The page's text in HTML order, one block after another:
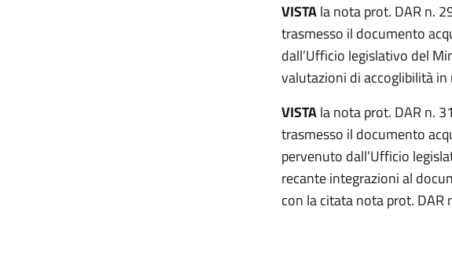
VISTAla nota prot. DAR n.
trasmesso il documento
dall’Ufficio legislativo del
valutazioni di accoglibilità
VISTAla nota prot. DAR n.
trasmesso il documento
pervenuto dall’Ufficio
recante integrazioni al
con la citata nota prot. DAR